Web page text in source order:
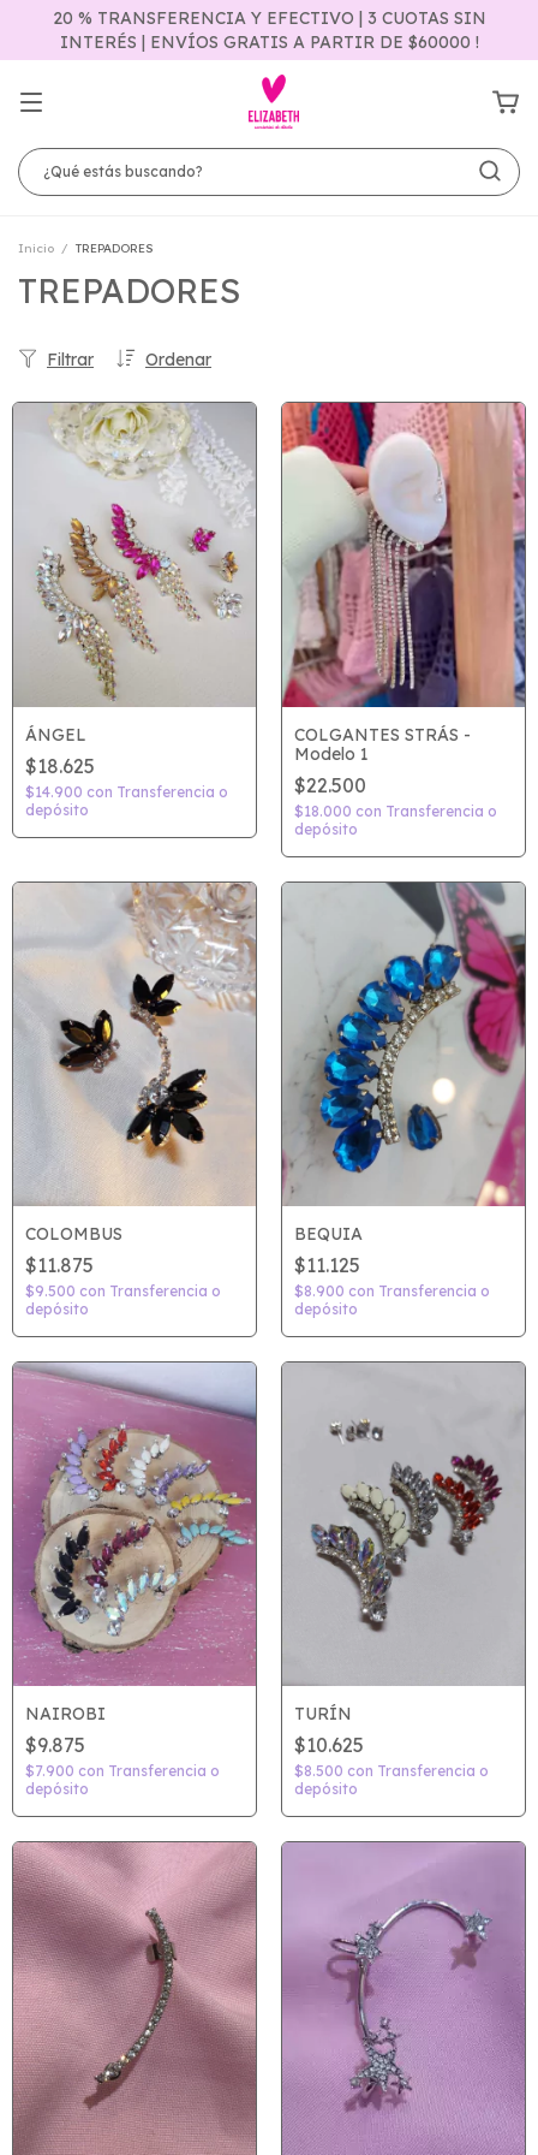
20 % TRANSFERENCIA Y EFECTIVO | 3 CUOTAS SIN
INTERÉS | ENVÍOS GRATIS A PARTIR DE $60000 !
Inicio / TREPADORES
TREPADORES
Ordenar
Filtrar
ÁNGEL
$18.625
$14.900 con Transferencia o
depósito
COLGANTES STRÁS -
Modelo 1
$22.500
$18.000 con Transferencia o
depósito
COLOMBUS
$11.875
$9.500 con Transferencia o
depósito
BEQUIA
$11.125
$8.900 con Transferencia o
depósito
NAIROBI
$9.875
$7.900 con Transferencia o
depósito
TURÍN
$10.625
$8.500 con Transferencia o
depósito